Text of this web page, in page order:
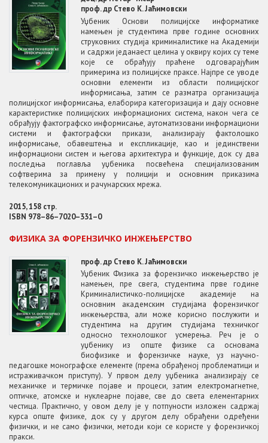
проф. др Стево К. Јаћимовски
Уџбеник Основи полицијске информатике
намењен је студентима прве године основних
струковних студија криминалистике на Академији
и садржи једанаест целина у оквиру којих су теме
које се обрађују праћене одговарајућим
примерима из полицијске праксе. Најпре се уводе
основни елементи из области полицијског
информисања, затим се разматра организација
полицијског информисања, елаборира категоризација и дају основне
карактеристике полицијских информационих система, након чега се
обрађују фактографско информисање, аутоматизовани информациони
системи и фактографски прикази, анализирају фактолошко
информисање, обавештења и експликације, као и јединствени
информациони систем и његова архитектура и функције, док су два
последња поглавља уџбеника посвећена специјализованим
софтверима за примену у полицији и основним приказима
телекомуникационих и рачунарских мрежа.
2015, 158 стр.
ISBN 978–86–7020–331–0
ФИЗИКА ЗА ФОРЕНЗИЧКО ИНЖЕЊЕРСТВО
проф. др Стево К. Јаћимовски
Уџбеник Физика за форензичко инжењерство је
намењен, пре свега, студентима прве године
Криминалистичко-полицијске академије на
основним академским студијама форензичког
инжењерства, али може корисно послужити и
студентима на другим студијама техничког
односно технолошког усмерења. Реч је о
уџбенику из опште физике са основама
биофизике и форензичке науке, уз научно-
педагошке монографске елементе (према обрађеној проблематици и
истраживачком приступу). У првом делу уџбеника анализирају се
механичке и термичке појаве и процеси, затим електромагнетне,
оптичке, атомске и нуклеарне појаве, све до света елементарних
честица. Практично, у овом делу је у потпуности изложен садржај
курса опште физике, док су у другом делу обрађени одређени
физички, и не само физички, методи који се користе у форензичкој
пракси.